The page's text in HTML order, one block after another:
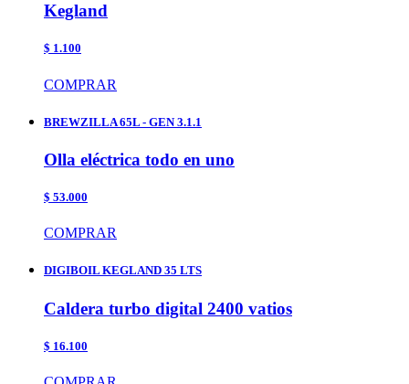
Kegland
$ 1.100
COMPRAR
BREWZILLA 65L - GEN 3.1.1
Olla eléctrica todo en uno
$ 53.000
COMPRAR
DIGIBOIL KEGLAND 35 LTS
Caldera turbo digital 2400 vatios
$ 16.100